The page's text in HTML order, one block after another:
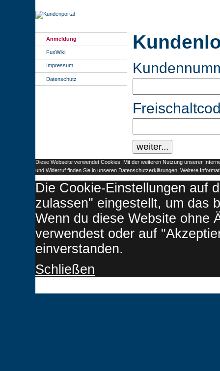
Anmeldung
FuxWiki
Impressum
Datenschutz
Diese Webseite verwendet Cookies. Mit der weiteren Nutzung unserer
und Widerruf finden Sie in unseren Datenschutzerklärungen. Weitere
Die Cookie-Einstellungen auf
zulassen" eingestellt, um das
Wenn du diese Website ohne
verwendest oder auf
einverstanden.
Schließen